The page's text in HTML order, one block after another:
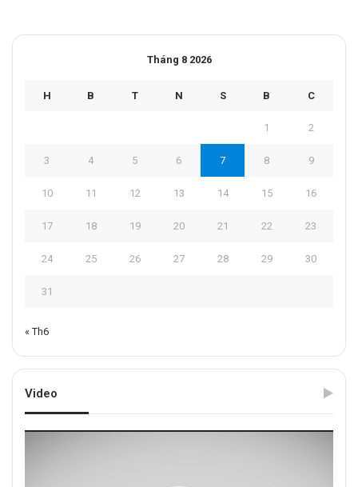
Tháng 8 2026
H B T N S B C
1 2
3 4 5 6 7 8 9
10 11 12 13 14 15 16
17 18 19 20 21 22 23
24 25 26 27 28 29 30
31
« Th6
Video